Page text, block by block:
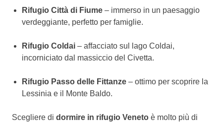
Rifugio Città di Fiume – immerso in un paesaggio
verdeggiante, perfetto per famiglie.
Rifugio Coldai – affacciato sul lago Coldai,
incorniciato dal massiccio del Civetta.
Rifugio Passo delle Fittanze – ottimo per scoprire la
Lessinia e il Monte Baldo.
Scegliere di dormire in rifugio Veneto è molto più di